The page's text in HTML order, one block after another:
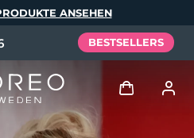
ANSEHEN
BESTSELLERS